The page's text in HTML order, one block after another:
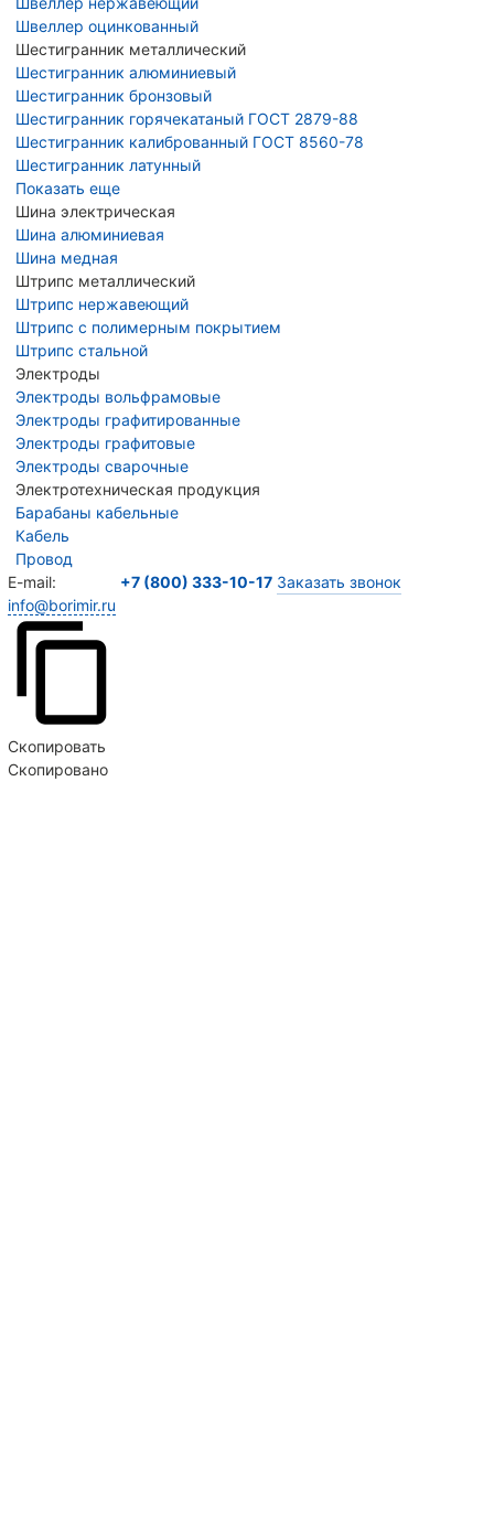
Швеллер оцинкованный
Шестигранник металлический
Шестигранник алюминиевый
Шестигранник бронзовый
Шестигранник горячекатаный ГОСТ 2879-88
Шестигранник калиброванный ГОСТ 8560-78
Шестигранник латунный
Показать еще
Шина электрическая
Шина алюминиевая
Шина медная
Штрипс металлический
Штрипс нержавеющий
Штрипс с полимерным покрытием
Штрипс стальной
Электроды
Электроды вольфрамовые
Электроды графитированные
Электроды графитовые
Электроды сварочные
Электротехническая продукция
Барабаны кабельные
Кабель
Провод
E-mail:
info@borimir.ru
Скопировать
Скопировано
+7 (800) 333-10-17 Заказать звонок
на использование сайтом Cookie и с